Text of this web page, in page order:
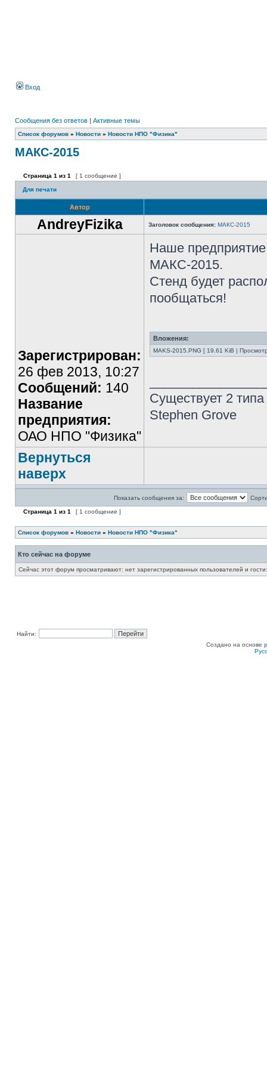
Вход
Сообщения без ответов | Активные темы
Список форумов » Новости » Новости НПО "Физика"
МАКС-2015
Страница 1 из 1 [ 1 сообщение ]
Для печати
Автор
AndreyFizika Заголовок сообщения: МАКС-2015
Зарегистрирован:
26 фев 2013, 10:27
Сообщений: 140
Название
предприятия:
ОАО НПО "Физика"
Наше
МАКС-2015.
Стенд будет
пообщаться!
Вложения:
MAKS-2015.PNG [ 19.61 KiB |
Существует 2
Stephen Grove
Вернуться
наверх
Показать сообщения за:
Страница 1 из 1 [ 1 сообщение ]
Список форумов » Новости » Новости НПО "Физика"
Кто сейчас на форуме
Сейчас этот форум просматривают: нет зарегистрированных пользователей и
Найти:
Создано на основе